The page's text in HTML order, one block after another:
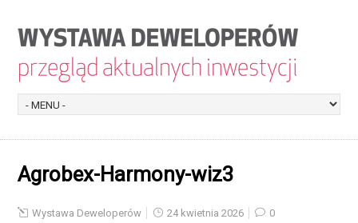
Agrobex-Harmony-wiz3
Wystawa Deweloperów 24 kwietnia 2026 0